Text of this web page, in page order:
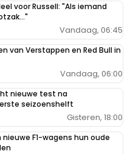
voor Russell: "Als iemand
Vandaag, 06:45
van Verstappen en Red Bull in
Vandaag, 06:00
nieuwe test na
seizoenshelft
Gisteren, 18:00
F1-wagens hun oude